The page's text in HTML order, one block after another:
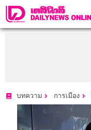
บทความ การเมือง